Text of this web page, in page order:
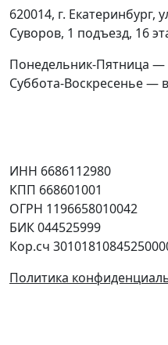
ИНН 6686112980
КПП 668601001
ОГРН 1196658010042
БИК 044525999
Кор.сч
Политика
620014, г. Екатеринбург,
Суворов, 1 подъезд, 16
Понедельник-Пятница —
Суббота-Воскресенье —